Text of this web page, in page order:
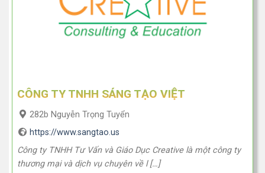
CÔNG TY TNHH SÁNG TẠO VIỆT
282b Nguyễn Trọng Tuyển
https://www.sangtao.us
Công ty TNHH Tư Vấn và Giáo Dục Creative là một công ty
thương mại và dịch vụ chuyên về l […]